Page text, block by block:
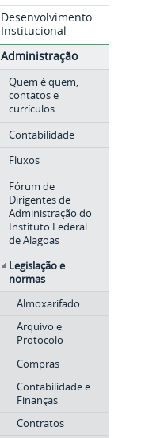
Desenvolvimento
Institucional
Administração
Quem é quem,
contatos e
currículos
Contabilidade
Fluxos
Fórum de
Dirigentes de
Administração do
Instituto Federal
de Alagoas
Legislação e
normas
Almoxarifado
Arquivo e
Protocolo
Compras
Contabilidade e
Finanças
Contratos